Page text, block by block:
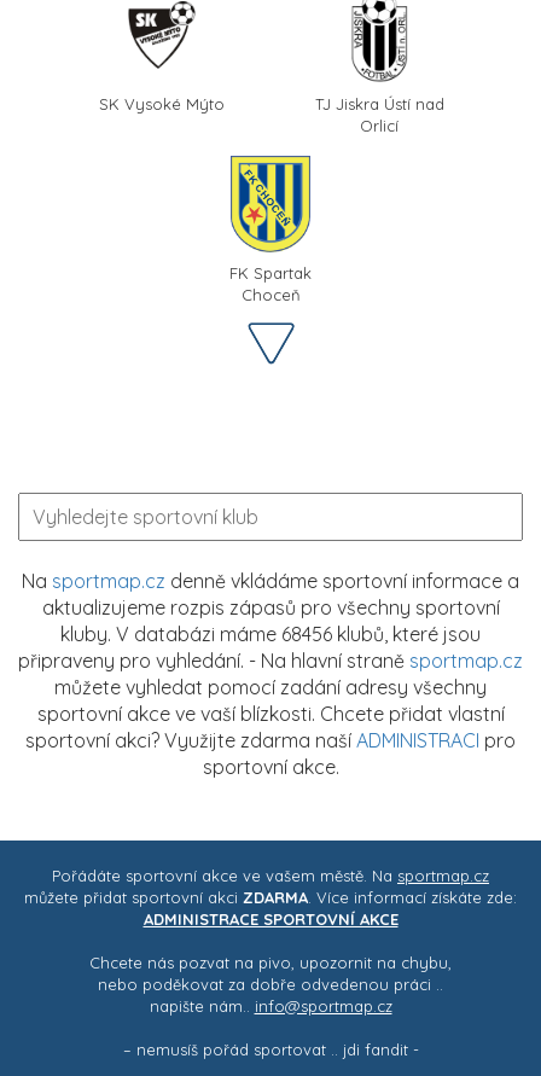
SK Vysoké Mýto
TJ Jiskra Ústí nad
Orlicí
FK Spartak
Choceň
Na sportmap.cz denně vkládáme sportovní informace a
aktualizujeme rozpis zápasů pro všechny sportovní
kluby. V databázi máme 68456 klubů, které jsou
připraveny pro vyhledání. - Na hlavní straně sportmap.cz
můžete vyhledat pomocí zadání adresy všechny
sportovní akce ve vaší blízkosti. Chcete přidat vlastní
sportovní akci? Využijte zdarma naší ADMINISTRACI pro
sportovní akce.
Pořádáte sportovní akce ve vašem městě. Na sportmap.cz
můžete přidat sportovní akci ZDARMA . Více informací získáte zde:
ADMINISTRACE SPORTOVNÍ AKCE
Chcete nás pozvat na pivo, upozornit na chybu,
nebo poděkovat za dobře odvedenou práci ..
napište nám.. info@sportmap.cz
– nemusíš pořád sportovat .. jdi fandit -